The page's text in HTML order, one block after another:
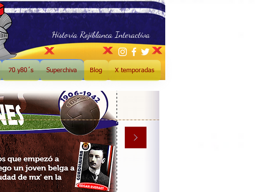
Historia Rojiblanca Interactiva
70 y80´s Superchiva Blog X temporadas